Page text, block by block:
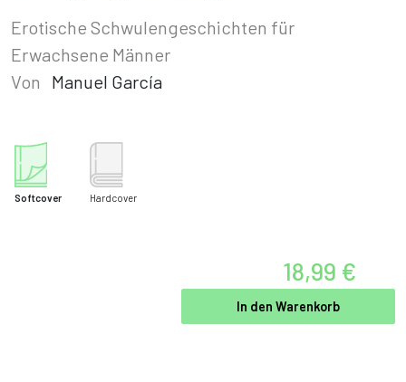
Erotische Schwulengeschichten für
Erwachsene Männer
Von
Manuel García
Softcover Hardcover
18,99 €
In den Warenkorb